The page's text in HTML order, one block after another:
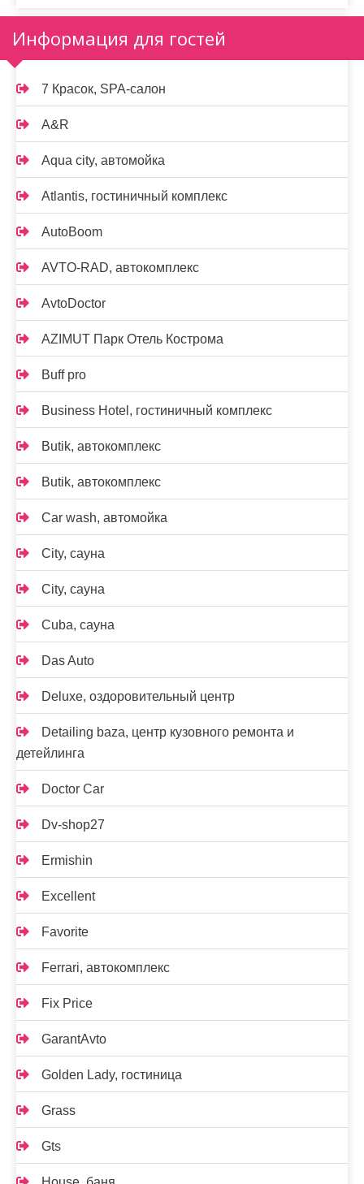
Информация для гостей
7 Красок, SPA-салон
A&R
Aqua city, автомойка
Atlantis, гостиничный комплекс
AutoBoom
AVTO-RAD, автокомплекс
AvtoDoctor
AZIMUT Парк Отель Кострома
Buff pro
Business Hotel, гостиничный комплекс
Butik, автокомплекс
Butik, автокомплекс
Car wash, автомойка
City, сауна
City, сауна
Cuba, сауна
Das Auto
Deluxe, оздоровительный центр
Detailing baza, центр кузовного ремонта и
детейлинга
Doctor Car
Dv-shop27
Ermishin
Excellent
Favorite
Ferrari, автокомплекс
Fix Price
GarantAvto
Golden Lady, гостиница
Grass
Gts